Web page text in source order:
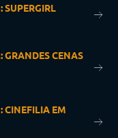
CENAS
CINEFILIA EM